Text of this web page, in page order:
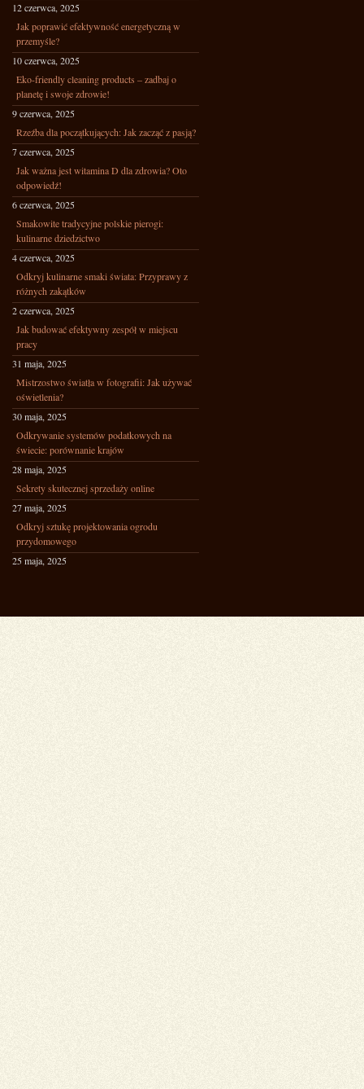
12 czerwca, 2025
Jak poprawić efektywność energetyczną w
przemyśle?
10 czerwca, 2025
Eko-friendly cleaning products – zadbaj o
planetę i swoje zdrowie!
9 czerwca, 2025
Rzeźba dla początkujących: Jak zacząć z pasją?
7 czerwca, 2025
Jak ważna jest witamina D dla zdrowia? Oto
odpowiedź!
6 czerwca, 2025
Smakowite tradycyjne polskie pierogi:
kulinarne dziedzictwo
4 czerwca, 2025
Odkryj kulinarne smaki świata: Przyprawy z
różnych zakątków
2 czerwca, 2025
Jak budować efektywny zespół w miejscu
pracy
31 maja, 2025
Mistrzostwo światła w fotografii: Jak używać
oświetlenia?
30 maja, 2025
Odkrywanie systemów podatkowych na
świecie: porównanie krajów
28 maja, 2025
Sekrety skutecznej sprzedaży online
27 maja, 2025
Odkryj sztukę projektowania ogrodu
przydomowego
25 maja, 2025